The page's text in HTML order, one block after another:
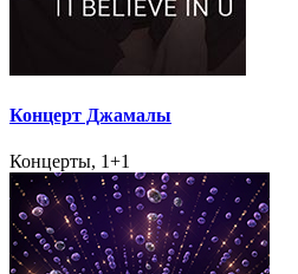
Концерт Джамалы
Концерты, 1+1